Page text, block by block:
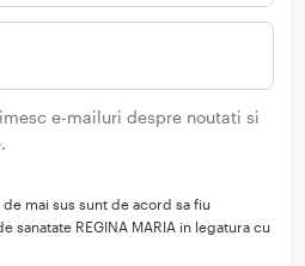
e-mailuri despre noutati si
mai sus sunt de acord sa fiu
sanatate REGINA MARIA in legatura cu